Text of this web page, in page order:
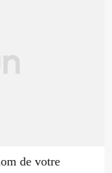
de votre